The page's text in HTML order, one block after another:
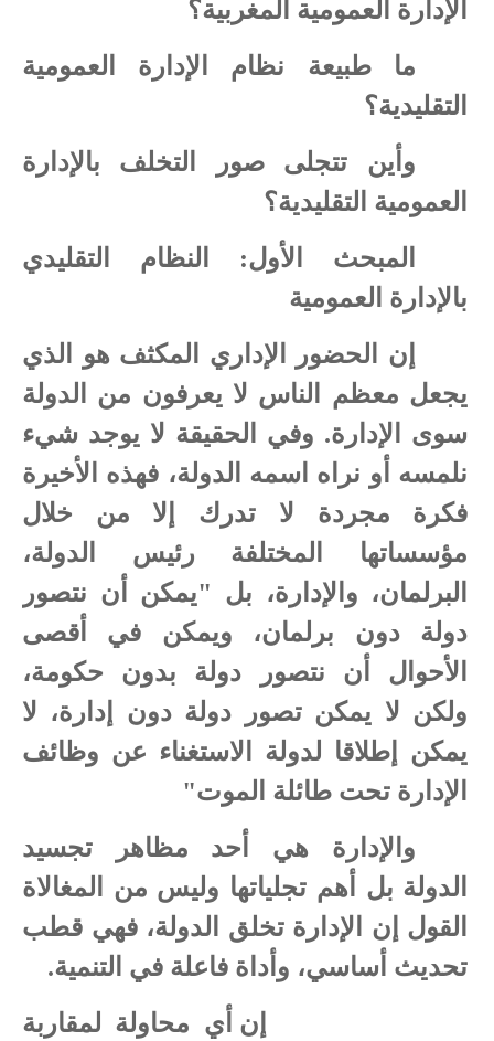
الإدارة العمومية المغربية؟
ما طبيعة نظام الإدارة العمومية
التقليدية؟
وأين تتجلى صور التخلف بالإدارة
العمومية التقليدية؟
المبحث الأول: النظام التقليدي
بالإدارة العمومية
إن الحضور الإداري المكثف هو الذي
يجعل معظم الناس لا يعرفون من الدولة
سوى الإدارة. وفي الحقيقة لا يوجد شيء
نلمسه أو نراه اسمه الدولة، فهذه الأخيرة
فكرة مجردة لا تدرك إلا من خلال
مؤسساتها المختلفة رئيس الدولة،
البرلمان، والإدارة، بل "يمكن أن نتصور
دولة دون برلمان، ويمكن في أقصى
الأحوال أن نتصور دولة بدون حكومة،
ولكن لا يمكن تصور دولة دون إدارة، لا
يمكن إطلاقا لدولة الاستغناء عن وظائف
الإدارة تحت طائلة الموت"
والإدارة هي أحد مظاهر تجسيد
الدولة بل أهم تجلياتها وليس من المغالاة
القول إن الإدارة تخلق الدولة، فهي قطب
تحديث أساسي، وأداة فاعلة في التنمية.
إن أي محاولة لمقاربة